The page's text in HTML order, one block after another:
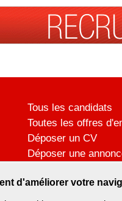
d'améliorer votre
Tous les candidats
Toutes les offres
Déposer un CV
Déposer une